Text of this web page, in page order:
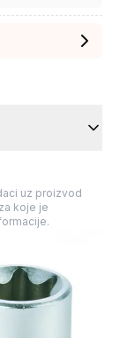
uz proizvod
koje je